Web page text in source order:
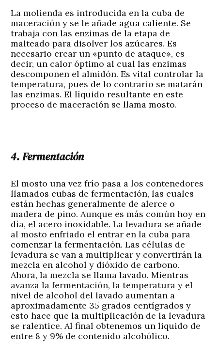
La molienda es introducida en la cuba de
maceración y se le añade agua caliente. Se
trabaja con las enzimas de la etapa de
malteado para disolver los azúcares. Es
necesario crear un «punto de ataque», es
decir, un calor óptimo al cual las enzimas
descomponen el almidón. Es vital controlar la
temperatura, pues de lo contrario se matarán
las enzimas. El líquido resultante en este
proceso de maceración se llama mosto.
4. Fermentación
El mosto una vez frío pasa a los contenedores
llamados cubas de fermentación, las cuales
están hechas generalmente de alerce o
madera de pino. Aunque es más común hoy en
día, el acero inoxidable. La levadura se añade
al mosto enfriado el entrar en la cuba para
comenzar la fermentación. Las células de
levadura se van a multiplicar y convertirán la
mezcla en alcohol y dióxido de carbono.
Ahora, la mezcla se llama lavado. Mientras
avanza la fermentación, la temperatura y el
nivel de alcohol del lavado aumentan a
aproximadamente 35 grados centígrados y
esto hace que la multiplicación de la levadura
se ralentice. Al final obtenemos un liquido de
entre 8 y 9% de contenido alcohólico.